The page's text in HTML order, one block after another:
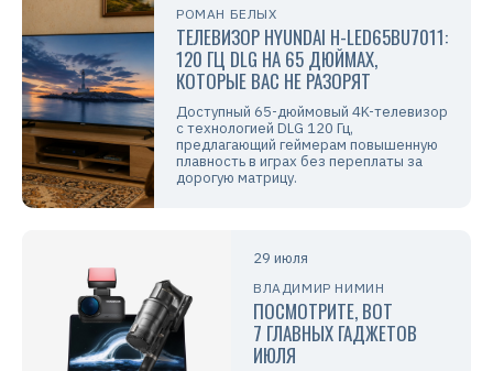
РОМАН БЕЛЫХ
ТЕЛЕВИЗОР HYUNDAI H-LED65BU7011:
120 ГЦ DLG НА 65 ДЮЙМАХ,
КОТОРЫЕ ВАС НЕ РАЗОРЯТ
Доступный 65-дюймовый 4K-телевизор
с технологией DLG 120 Гц,
предлагающий геймерам повышенную
плавность в играх без переплаты за
дорогую матрицу.
29 июля
ВЛАДИМИР НИМИН
ПОСМОТРИТЕ, ВОТ
7 ГЛАВНЫХ ГАДЖЕТОВ
ИЮЛЯ